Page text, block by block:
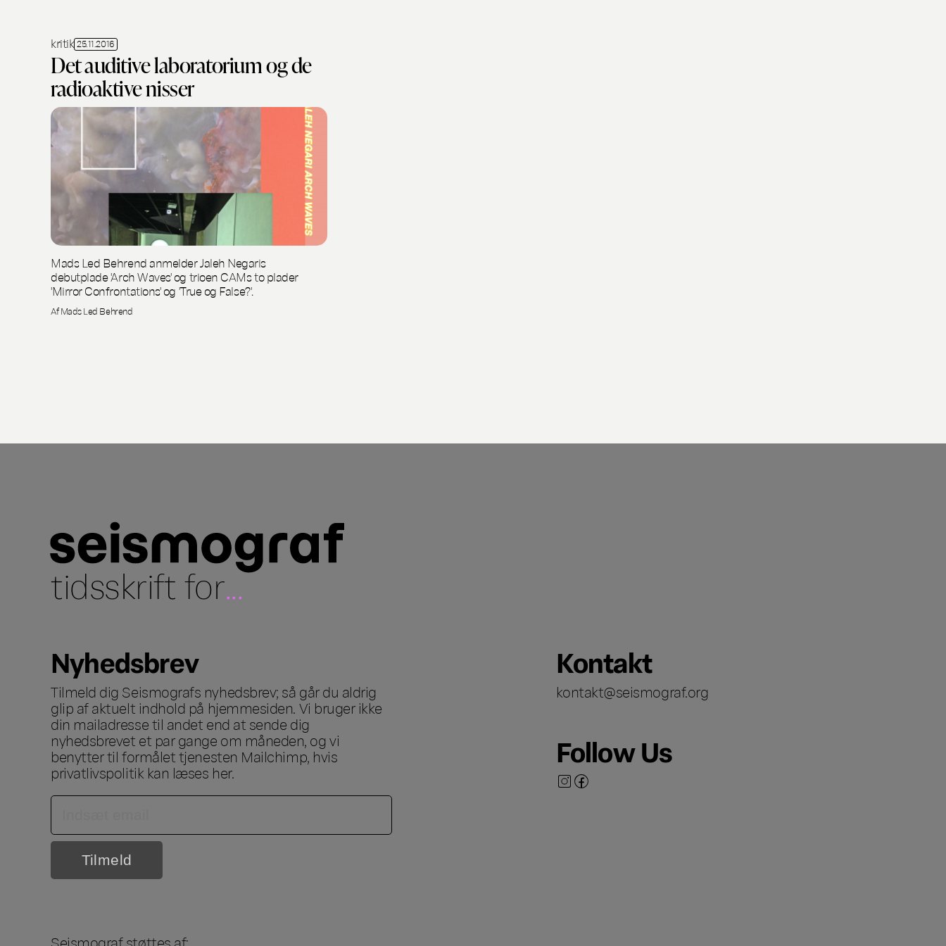
kritik 25.11.2016
Det auditive laboratorium og de
radioaktive nisser
Mads Led Behrend anmelder Jaleh Negaris
debutplade 'Arch Waves' og trioen CAMs to plader
'Mirror Confrontations' og 'True og False?'.
Af Mads Led Behrend
tidsskrift for...
Nyhedsbrev
Tilmeld dig Seismografs nyhedsbrev; så går du aldrig
glip af aktuelt indhold på hjemmesiden. Vi bruger ikke
din mailadresse til andet end at sende dig
nyhedsbrevet et par gange om måneden, og vi
benytter til formålet tjenesten Mailchimp, hvis
privatlivspolitik kan læses her.
Kontakt
kontakt@seismograf.org
Follow Us
Seismograf støttes af: